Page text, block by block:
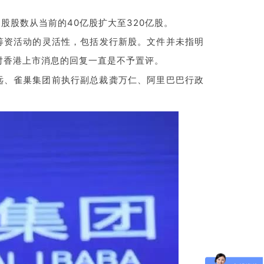
股数从当前的40亿股扩大至320亿股。
活动的灵活性，包括发行新股。文件并未指明
港上市消息的回复一直是不予置评。
雀巢集团前执行副总裁龚万仁、阿里巴巴行政